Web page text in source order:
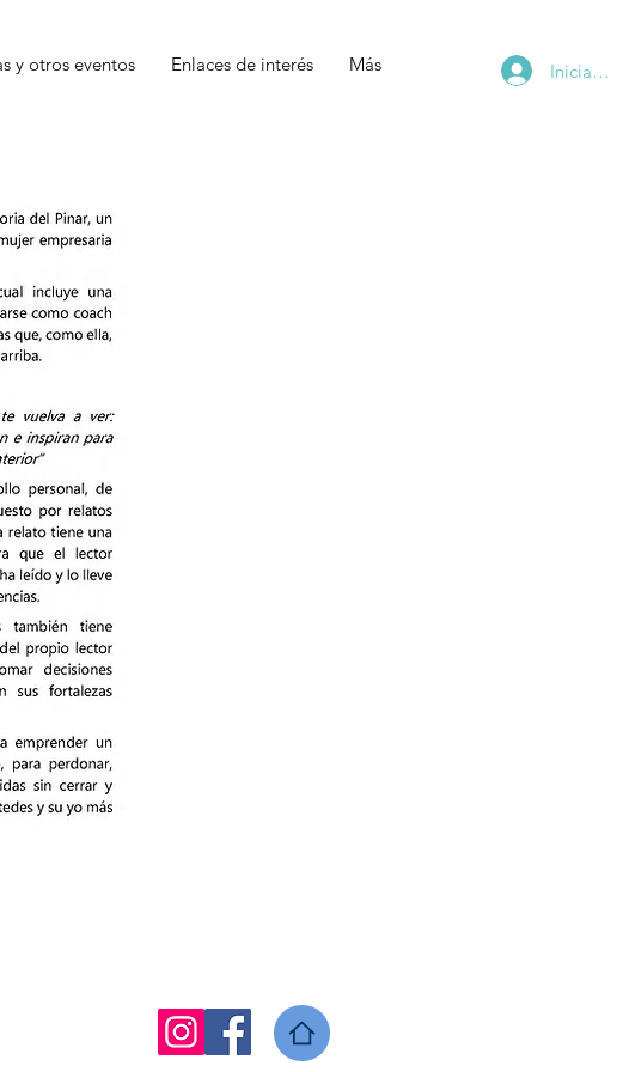
y otros eventos Enlaces de interés Más Iniciar